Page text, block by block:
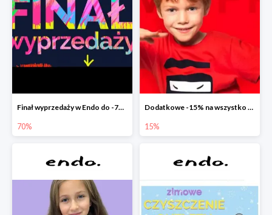
Finał wyprzedaży w Endo do -70%
70%
Dodatkowe -15% na wszystko z wyprzedaży w Endo
15%